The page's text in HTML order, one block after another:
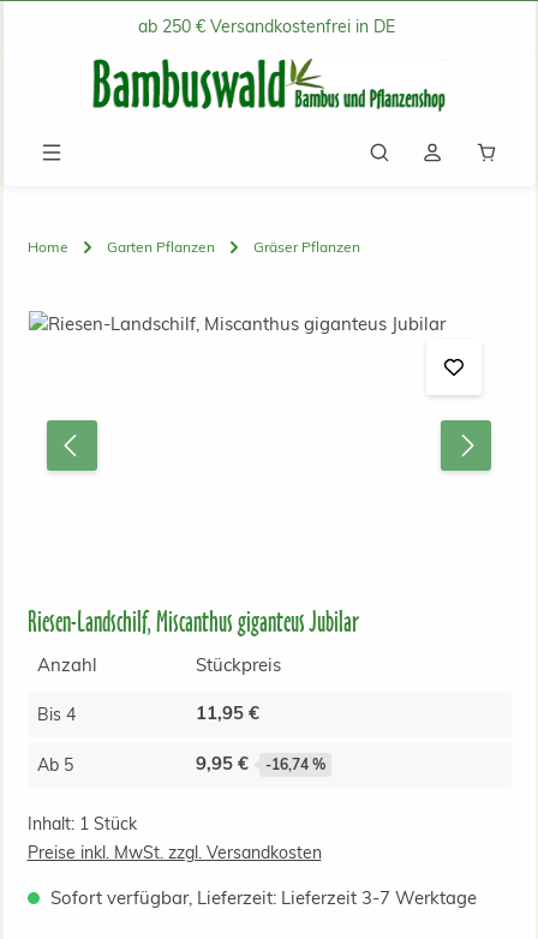
Zum Hauptinhalt springenab 250 € Versandkostenfrei in DE
Home Garten Pflanzen Gräser Pflanzen
Bildergalerie überspringen
Riesen-Landschilf, Miscanthus giganteus Jubilar
Anzahl Stückpreis
Bis 4 11,95 €
Ab 5 9,95 € -16,74 %
Inhalt: 1 Stück
Preise inkl. MwSt. zzgl. Versandkosten
Sofort verfügbar, Lieferzeit: Lieferzeit 3-7 Werktage